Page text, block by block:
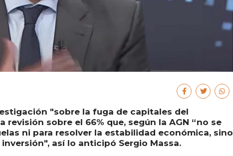
"sobre la fuga de capitales del
revisión sobre el 66% que, según la AGN “no se
ni para resolver la estabilidad económica, sino
así lo anticipó Sergio Massa.